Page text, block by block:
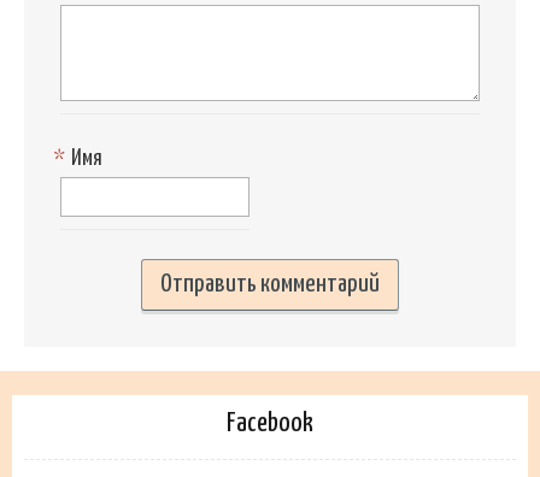
Имя
*
Facebook